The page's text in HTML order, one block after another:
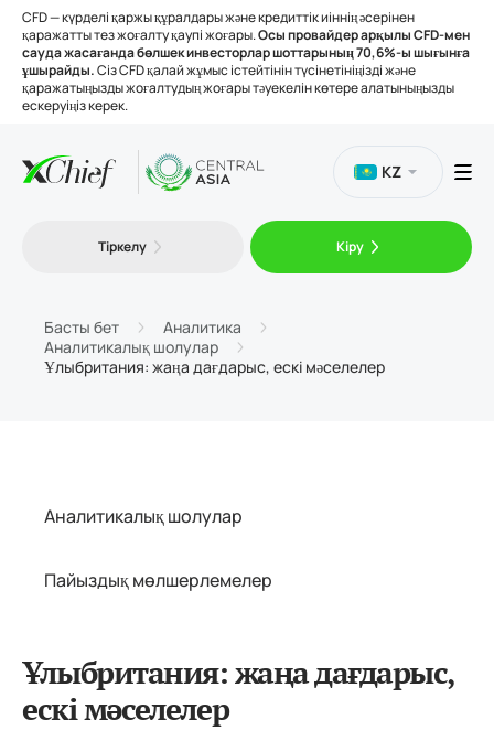
CFD — күрделі қаржы құралдары және кредиттік иіннің әсерінен
қаражатты тез жоғалту қаупі жоғары.Осы провайдер арқылы CFD-мен
сауда жасағанда бөлшек инвесторлар шоттарының 70,6%-ы шығынға
ұшырайды.Сіз CFD қалай жұмыс істейтінін түсінетініңізді және
қаражатыңызды жоғалтудың жоғары тәуекелін көтере алатыныңызды
ескеруіңіз керек.
Құралдар
KZ
Тіркелу Кіру
Басты бет
Аналитика
Аналитикалық шолулар
Ұлыбритания: жаңа дағдарыс, ескі мәселелер
Аналитикалық шолулар
Пайыздық мөлшерлемелер
Ұлыбритания: жаңа дағдарыс,
ескі мәселелер